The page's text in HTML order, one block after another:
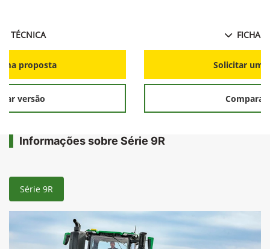
TÉCNICA
proposta
versão
FICHA
Solicitar
Comparar
Informações sobre Série 9R
Série 9R